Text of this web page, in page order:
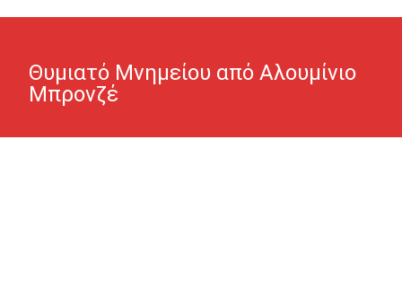
Θυμιατό Μνημείου από Αλουμίνιο
Μπρονζέ